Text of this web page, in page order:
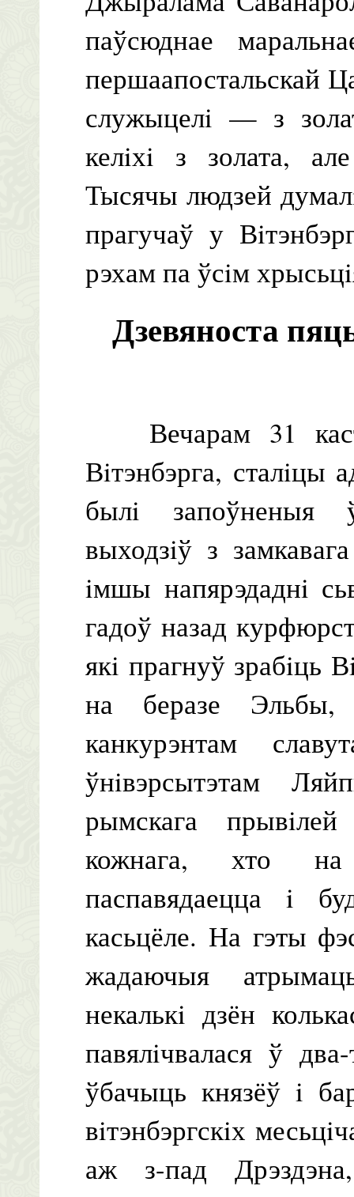
паўсюднае
першаапостальскай
служыцелi — з
келiхi з золата,
Тысячы людзей
прагучаў у
рэхам па ўсiм
Дзевяноста
Вечарам 31
Вiтэнбэрга, сталiцы
былi запоўненыя
выходзiў з
iмшы напярэдаднi
гадоў назад
якi прагнуў зрабiць
на беразе Эльбы,
канкурэнтам
ўнiвэрсытэтам
рымскага
кожнага, хто
паспавядаецца i
касьцёле. На гэты
жадаючыя
некалькi дзён
павялiчвалася ў
ўбачыць князёў i
вiтэнбэргскiх
аж з-пад Дрэздэна,